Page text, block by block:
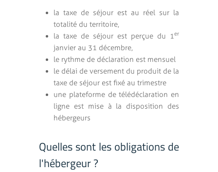
la taxe de séjour est au réel sur la
totalité du territoire,
la taxe de séjour est perçue du 1 er
janvier au 31 décembre,
le rythme de déclaration est mensuel
le délai de versement du produit de la
taxe de séjour est fixé au trimestre
une plateforme de télédéclaration en
ligne est mise à la disposition des
hébergeurs
Quelles sont les obligations de
l'hébergeur ?